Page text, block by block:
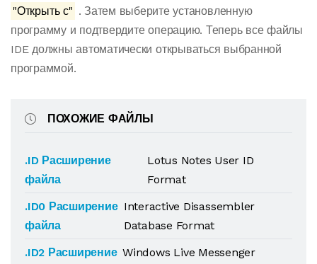
"Открыть с" . Затем выберите установленную
программу и подтвердите операцию. Теперь все файлы
IDE должны автоматически открываться выбранной
программой.
ПОХОЖИЕ ФАЙЛЫ
.ID Расширение
файла
Lotus Notes User ID
Format
.ID0 Расширение
файла
Interactive Disassembler
Database Format
.ID2 Расширение Windows Live Messenger